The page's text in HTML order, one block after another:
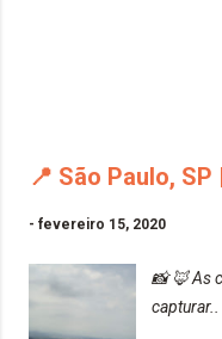
📍 São Paulo,
- fevereiro 15, 2020
📸 🦊 As